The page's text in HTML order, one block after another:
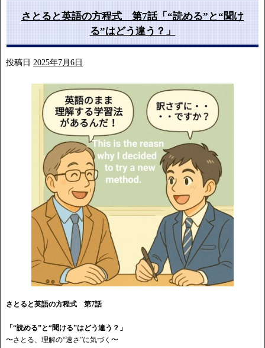
さとると英語の方程式 第7話「“読める”と“聞け
る”はどう違う？」
投稿日 2025年7月6日
さとると英語の方程式 第7話
「 “読める”と“聞ける”はどう違う？」
〜さとる、理解の“速さ”に気づく〜